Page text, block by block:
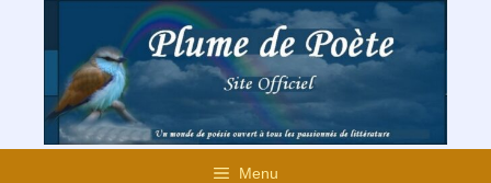
contenu
Menu